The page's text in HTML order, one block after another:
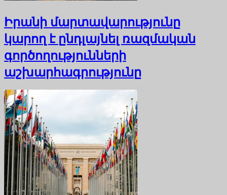
Իրանի մարտավարությունը
կարող է ընդլայնել ռազմական
գործողությունների
աշխարհագրությունը